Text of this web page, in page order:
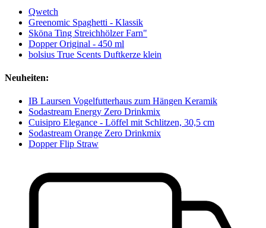
Qwetch
Greenomic Spaghetti - Klassik
Sköna Ting Streichhölzer Farn"
Dopper Original - 450 ml
bolsius True Scents Duftkerze klein
Neuheiten:
IB Laursen Vogelfutterhaus zum Hängen Keramik
Sodastream Energy Zero Drinkmix
Cuisipro Elegance - Löffel mit Schlitzen, 30,5 cm
Sodastream Orange Zero Drinkmix
Dopper Flip Straw